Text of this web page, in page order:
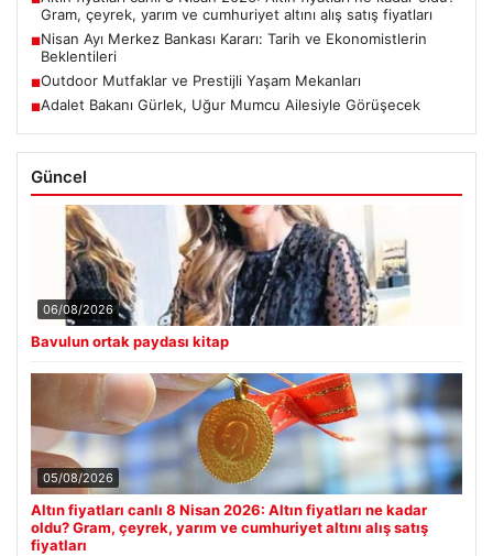
Gram, çeyrek, yarım ve cumhuriyet altını alış satış fiyatları
■Nisan Ayı Merkez Bankası Kararı: Tarih ve Ekonomistlerin
Beklentileri
■Outdoor Mutfaklar ve Prestijli Yaşam Mekanları
■Adalet Bakanı Gürlek, Uğur Mumcu Ailesiyle Görüşecek
Güncel
06/08/2026
Bavulun ortak paydası kitap
05/08/2026
Altın fiyatları canlı 8 Nisan 2026: Altın fiyatları ne kadar
oldu? Gram, çeyrek, yarım ve cumhuriyet altını alış satış
fiyatları